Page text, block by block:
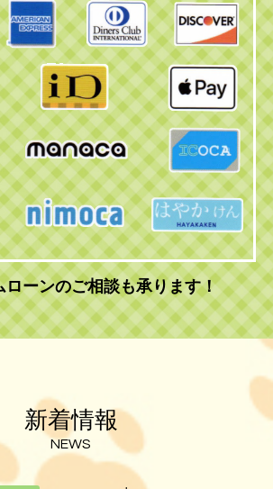
ローンのご相談も承ります！
新着情報
NEWS